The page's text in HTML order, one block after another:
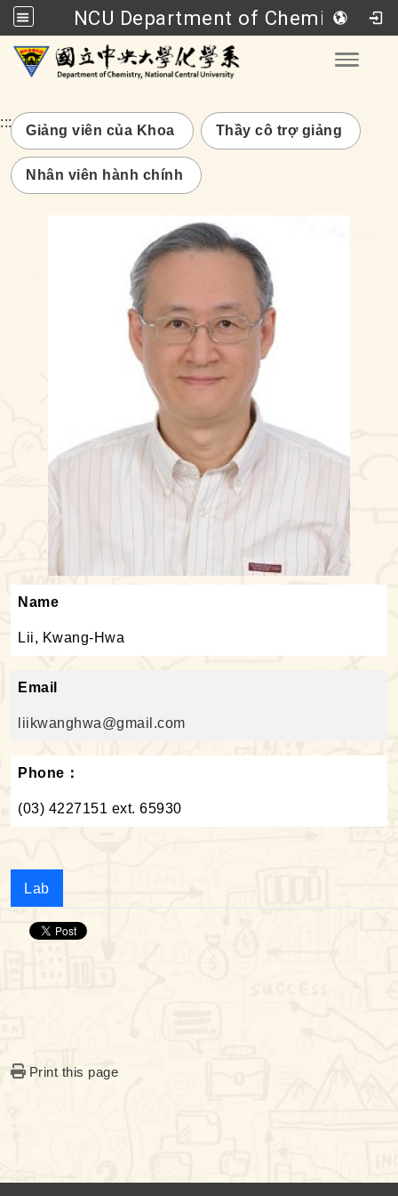
NCU Department of Chemistry
Go to main content
:::
Giảng viên của Khoa Thầy cô trợ giảng
Nhân viên hành chính
Name
Lii, Kwang-Hwa
Email
liikwanghwa@gmail.com
Phone：
(03) 4227151 ext. 65930
Lab
Print this page